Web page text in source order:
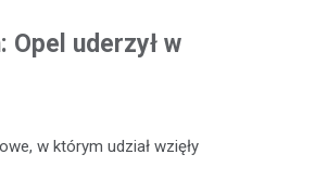
Opel uderzył w
w którym udział wzięły